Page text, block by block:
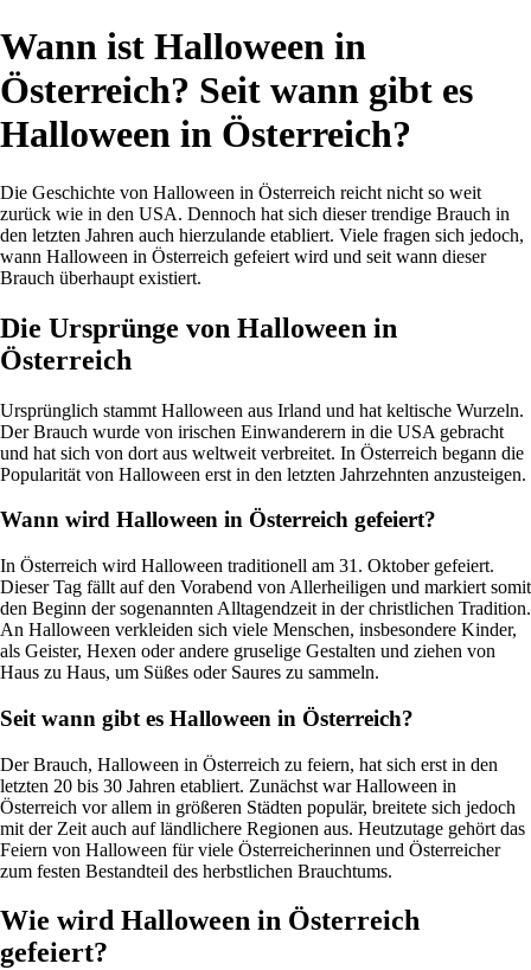
Wann ist Halloween in
Österreich? Seit wann gibt es
Halloween in Österreich?
Die Geschichte von Halloween in Österreich reicht nicht so weit
zurück wie in den USA. Dennoch hat sich dieser trendige Brauch in
den letzten Jahren auch hierzulande etabliert. Viele fragen sich jedoch,
wann Halloween in Österreich gefeiert wird und seit wann dieser
Brauch überhaupt existiert.
Die Ursprünge von Halloween in
Österreich
Ursprünglich stammt Halloween aus Irland und hat keltische Wurzeln.
Der Brauch wurde von irischen Einwanderern in die USA gebracht
und hat sich von dort aus weltweit verbreitet. In Österreich begann die
Popularität von Halloween erst in den letzten Jahrzehnten anzusteigen.
Wann wird Halloween in Österreich gefeiert?
In Österreich wird Halloween traditionell am 31. Oktober gefeiert.
Dieser Tag fällt auf den Vorabend von Allerheiligen und markiert somit
den Beginn der sogenannten Alltagendzeit in der christlichen Tradition.
An Halloween verkleiden sich viele Menschen, insbesondere Kinder,
als Geister, Hexen oder andere gruselige Gestalten und ziehen von
Haus zu Haus, um Süßes oder Saures zu sammeln.
Seit wann gibt es Halloween in Österreich?
Der Brauch, Halloween in Österreich zu feiern, hat sich erst in den
letzten 20 bis 30 Jahren etabliert. Zunächst war Halloween in
Österreich vor allem in größeren Städten populär, breitete sich jedoch
mit der Zeit auch auf ländlichere Regionen aus. Heutzutage gehört das
Feiern von Halloween für viele Österreicherinnen und Österreicher
zum festen Bestandteil des herbstlichen Brauchtums.
Wie wird Halloween in Österreich
gefeiert?